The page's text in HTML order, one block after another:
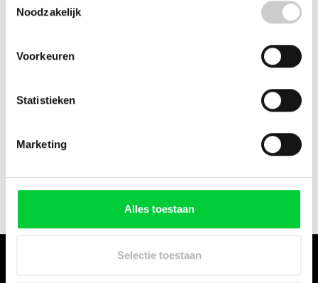
Noodzakelijk
Voorkeuren
Statistieken
Marketing
Alles toestaan
Selectie toestaan
Impressa J en XJ series.
1x Jura watertankdeksel
XJ5 Impressa
XJ9 Impressa